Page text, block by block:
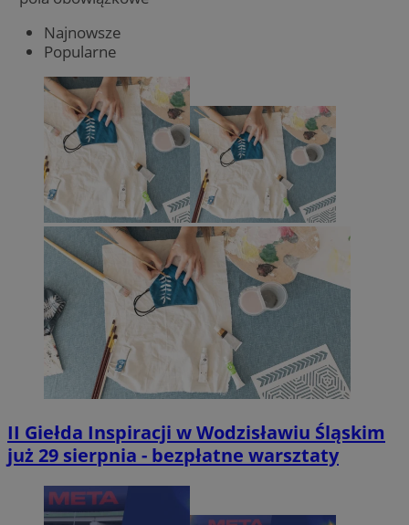
Najnowsze
Popularne
II Giełda Inspiracji w Wodzisławiu Śląskim
już 29 sierpnia - bezpłatne warsztaty